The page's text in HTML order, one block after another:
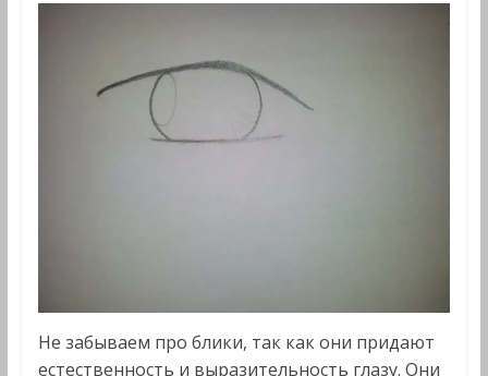
Не забываем про блики, так как они придают
естественность и выразительность глазу. Они